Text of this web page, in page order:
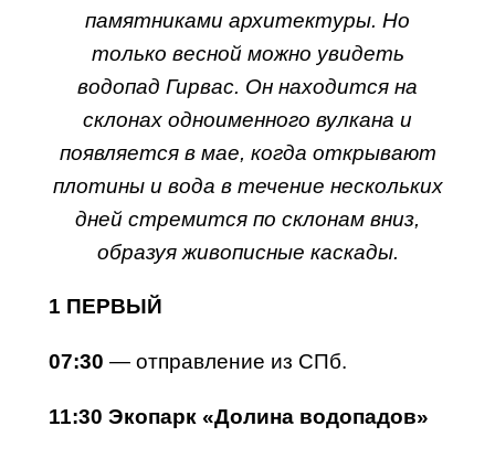
памятниками архитектуры. Но
только весной можно увидеть
водопад Гирвас. Он находится на
склонах одноименного вулкана и
появляется в мае, когда открывают
плотины и вода в течение нескольких
дней стремится по склонам вниз,
образуя живописные каскады.
1 ПЕРВЫЙ
07:30 — отправление из СПб.
11:30 Экопарк «Долина водопадов»